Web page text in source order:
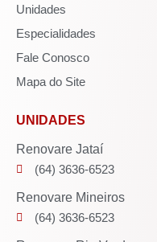
Unidades
Especialidades
Fale Conosco
Mapa do Site
UNIDADES
Renovare Jataí
(64) 3636-6523
Renovare Mineiros
(64) 3636-6523